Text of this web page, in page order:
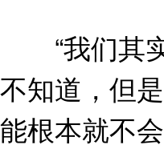
“我们其实
不知道，但
能根本就不